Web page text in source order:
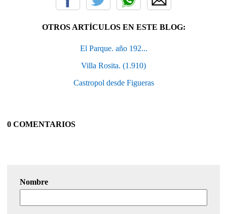
OTROS ARTÍCULOS EN ESTE BLOG:
El Parque. año 192...
Villa Rosita. (1.910)
Castropol desde Figueras
0 COMENTARIOS
Nombre